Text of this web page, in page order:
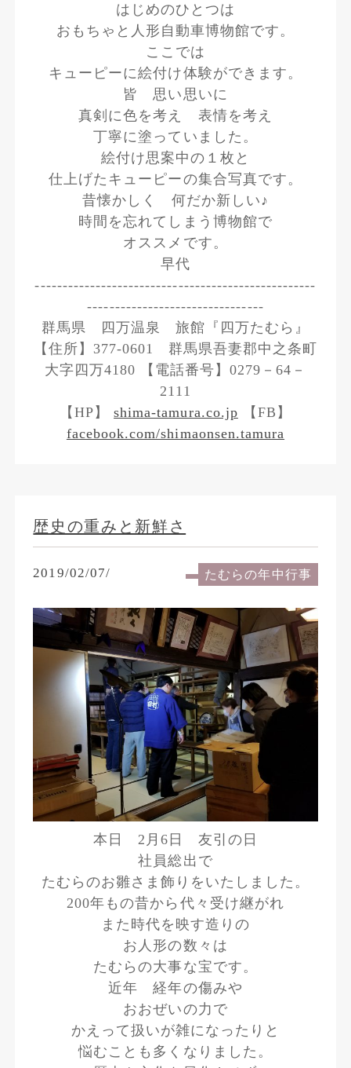
はじめのひとつは
おもちゃと人形自動車博物館です。
ここでは
キューピーに絵付け体験ができます。
皆 思い思いに
真剣に色を考え 表情を考え
丁寧に塗っていました。
絵付け思案中の１枚と
仕上げたキューピーの集合写真です。
昔懐かしく 何だか新しい♪
時間を忘れてしまう博物館で
オススメです。
早代
---------------------------------------------------
--------------------------------
群馬県 四万温泉 旅館『四万たむら』
【住所】377-0601 群馬県吾妻郡中之条町
大字四万4180 【電話番号】0279－64－
2111
【HP】shima-tamura.co.jp 【FB】
facebook.com/shimaonsen.tamura
歴史の重みと新鮮さ
2019/02/07/ たむらの年中行事
本日 2月6日 友引の日
社員総出で
たむらのお雛さま飾りをいたしました。
200年もの昔から代々受け継がれ
また時代を映す造りの
お人形の数々は
たむらの大事な宝です。
近年 経年の傷みや
おおぜいの力で
かえって扱いが雑になったりと
悩むことも多くなりました。